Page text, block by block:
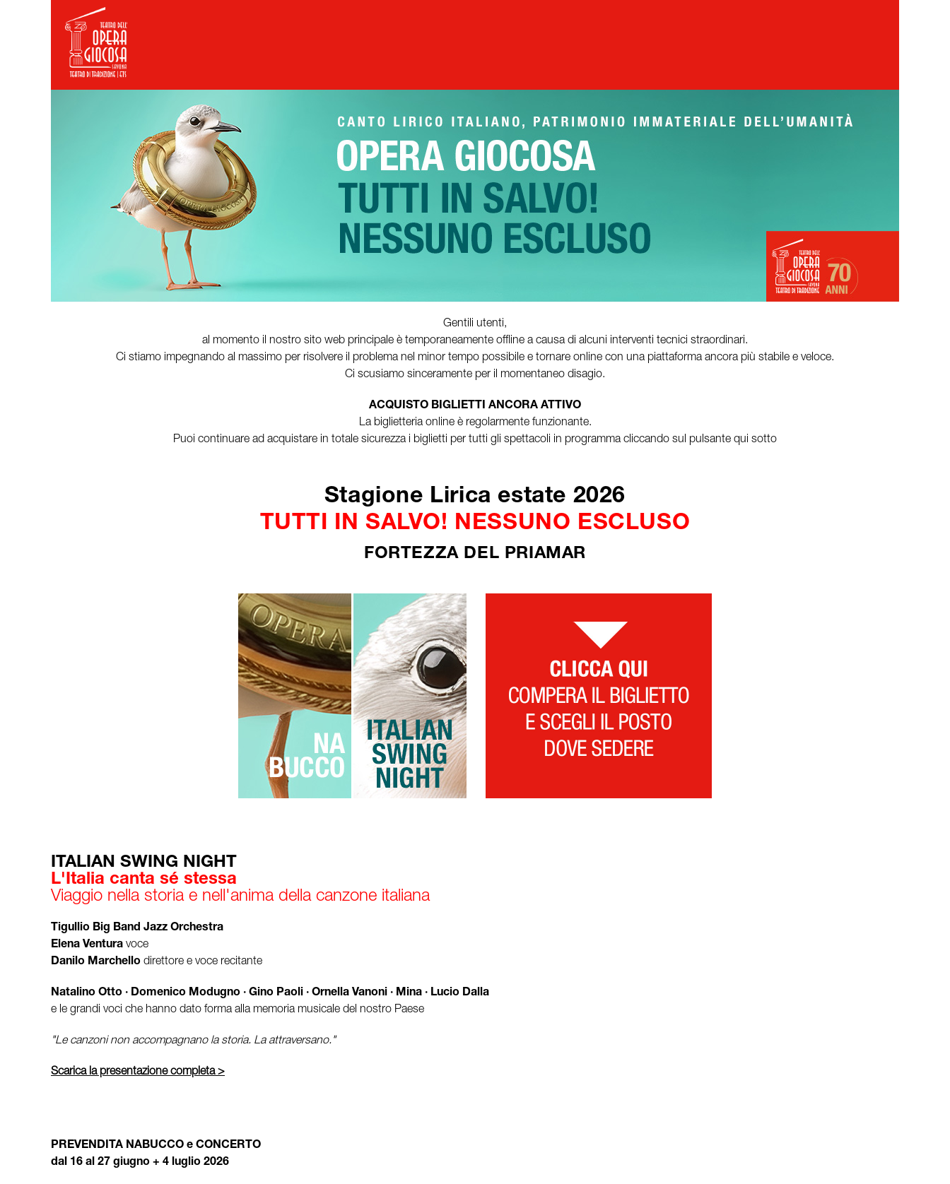
Gentili utenti,
al momento il nostro sito web principale è temporaneamente offline a causa di alcuni interventi tecnici straordinari.
Ci stiamo impegnando al massimo per risolvere il problema nel minor tempo possibile e tornare online con una piattaforma ancora più stabile e veloce.
Ci scusiamo sinceramente per il momentaneo disagio.
ACQUISTO BIGLIETTI ANCORA ATTIVO
La biglietteria online è regolarmente funzionante.
Puoi continuare ad acquistare in totale sicurezza i biglietti per tutti gli spettacoli in programma cliccando sul pulsante qui sotto
Stagione Lirica estate 2026
TUTTI IN SALVO! NESSUNO ESCLUSO
FORTEZZA DEL PRIAMAR
ITALIAN SWING NIGHT
L'Italia canta sé stessa
Viaggio nella storia e nell'anima della canzone italiana
Tigullio Big Band Jazz Orchestra
Elena Ventura voce
Danilo Marchello direttore e voce recitante
Natalino Otto · Domenico Modugno · Gino Paoli · Ornella Vanoni · Mina · Lucio Dalla
e le grandi voci che hanno dato forma alla memoria musicale del nostro Paese
"Le canzoni non accompagnano la storia. La attraversano."
Scarica la presentazione completa >
PREVENDITA NABUCCO e CONCERTO
dal 16 al 27 giugno + 4 luglio 2026